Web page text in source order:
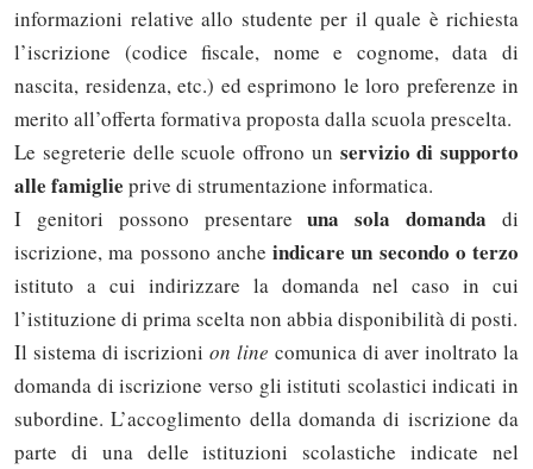
informazioni relative allo studente per il quale è richiesta
l’iscrizione (codice fiscale, nome e cognome, data di
nascita, residenza, etc.) ed esprimono le loro preferenze in
merito all’offerta formativa proposta dalla scuola prescelta.
Le segreterie delle scuole offrono un servizio di supporto
alle famiglie prive di strumentazione informatica.
I genitori possono presentareuna sola domanda di
iscrizione, ma possono anche indicare un secondo o terzo
istituto a cui indirizzare la domanda nel caso in cui
l’istituzione di prima scelta non abbia disponibilità di posti.
Il sistema di iscrizionion line comunica di aver inoltrato la
domanda di iscrizione verso gli istituti scolastici indicati in
subordine. L’accoglimento della domanda di iscrizione da
parte di una delle istituzioni scolastiche indicate nel